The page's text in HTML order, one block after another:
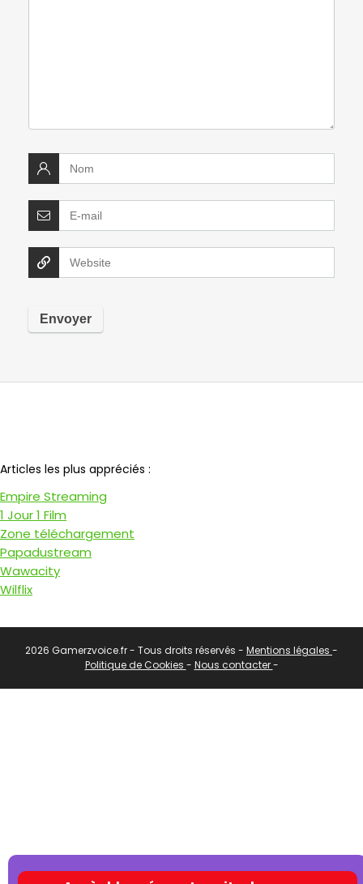
Articles les plus appréciés :
Empire Streaming
1 Jour 1 Film
Zone téléchargement
Papadustream
Wawacity
Wilflix
2026 Gamerzvoice.fr - Tous droits réservés - Mentions légales -
Politique de Cookies - Nous contacter-